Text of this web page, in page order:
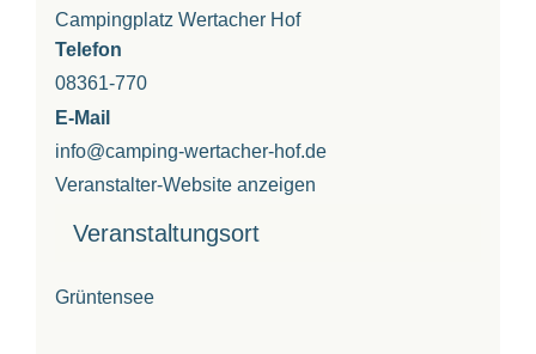
Veranstaltungsort
Grüntensee
Campingplatz Wertacher Hof
Telefon
08361-770
E-Mail
info@camping-wertacher-hof.de
Veranstalter-Website anzeigen